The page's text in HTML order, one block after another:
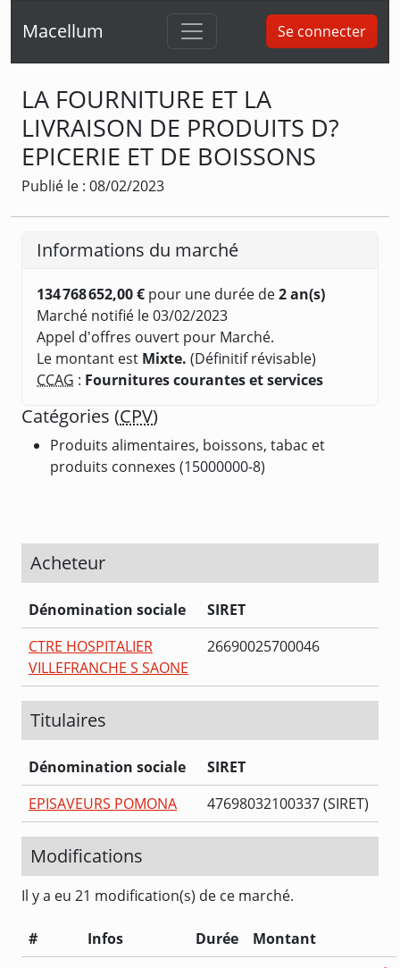
Macellum Se connecter
LA FOURNITURE ET LA
LIVRAISON DE PRODUITS D?
EPICERIE ET DE BOISSONS
Publié le : 08/02/2023
Informations du marché
134 768 652,00 € pour une durée de2 an(s)
Marché notifié le 03/02/2023
Appel d'offres ouvert pour Marché.
Le montant est Mixte. (Définitif révisable)
CCAG : Fournitures courantes et services
Catégories (CPV)
Produits alimentaires, boissons, tabac et
produits connexes (15000000-8)
Acheteur
Dénomination sociale
SIRET
CTRE HOSPITALIER
VILLEFRANCHE S SAONE
26690025700046
Titulaires
Dénomination sociale
SIRET
EPISAVEURS POMONA
47698032100337 (SIRET)
Modifications
Il y a eu 21 modification(s) de ce marché.
# Infos Durée
Montant